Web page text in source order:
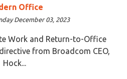
Office
December 03, 2023
Work and Return-to-Office
from Broadcom CEO,
Hock...